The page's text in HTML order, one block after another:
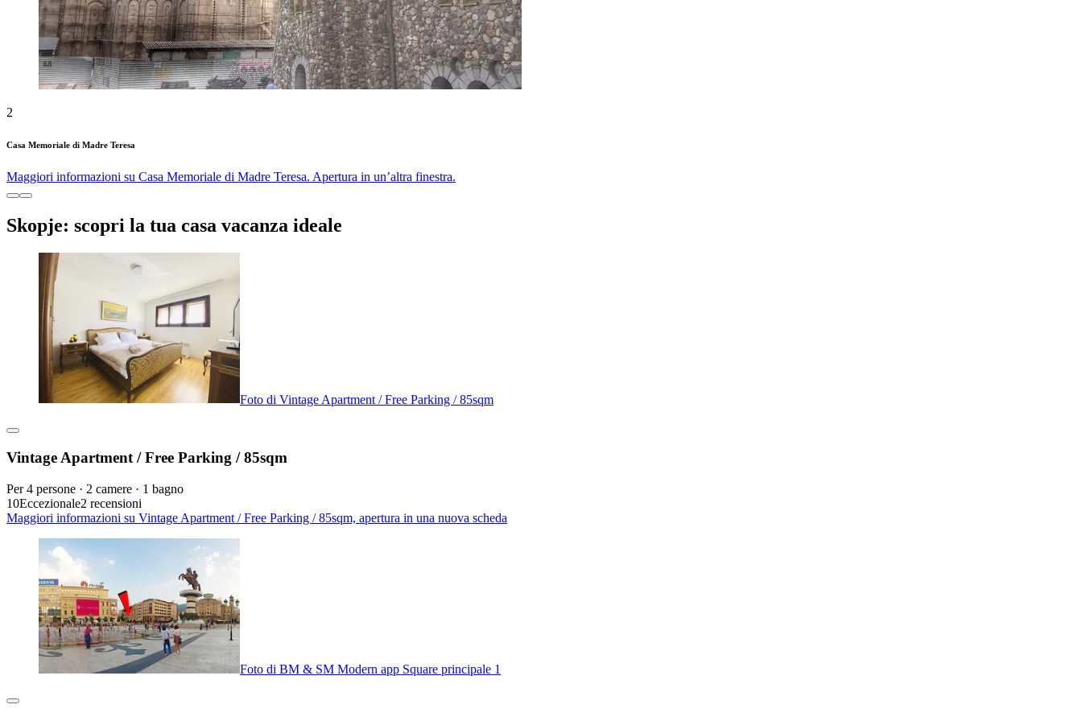
2
Casa Memoriale di Madre Teresa
Maggiori informazioni su Casa Memoriale di Madre Teresa. Apertura in un’altra finestra.
Skopje: scopri la tua casa vacanza ideale
Foto di Vintage Apartment / Free Parking / 85sqm
Vintage Apartment / Free Parking / 85sqm
Per 4 persone · 2 camere · 1 bagno
10Eccezionale2 recensioni
Maggiori informazioni su Vintage Apartment / Free Parking / 85sqm, apertura in una nuova scheda
Foto di BM & SM Modern app Square principale 1